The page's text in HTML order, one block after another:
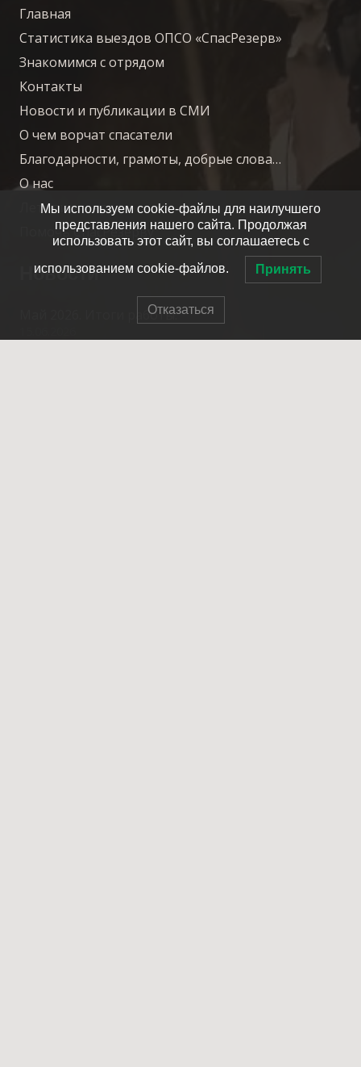
Главная
Статистика выездов ОПСО «СпасРезерв»
Знакомимся с отрядом
Контакты
Новости и публикации в СМИ
О чем ворчат спасатели
Благодарности, грамоты, добрые слова…
О нас
Летопись отряда
Помочь СпасРезерву
Новости
Май 2026. Итоги работы.
Мы используем cookie-файлы для наилучшего
представления нашего сайта. Продолжая
использовать этот сайт, вы соглашаетесь с
использованием cookie-файлов. Принять
Отказаться